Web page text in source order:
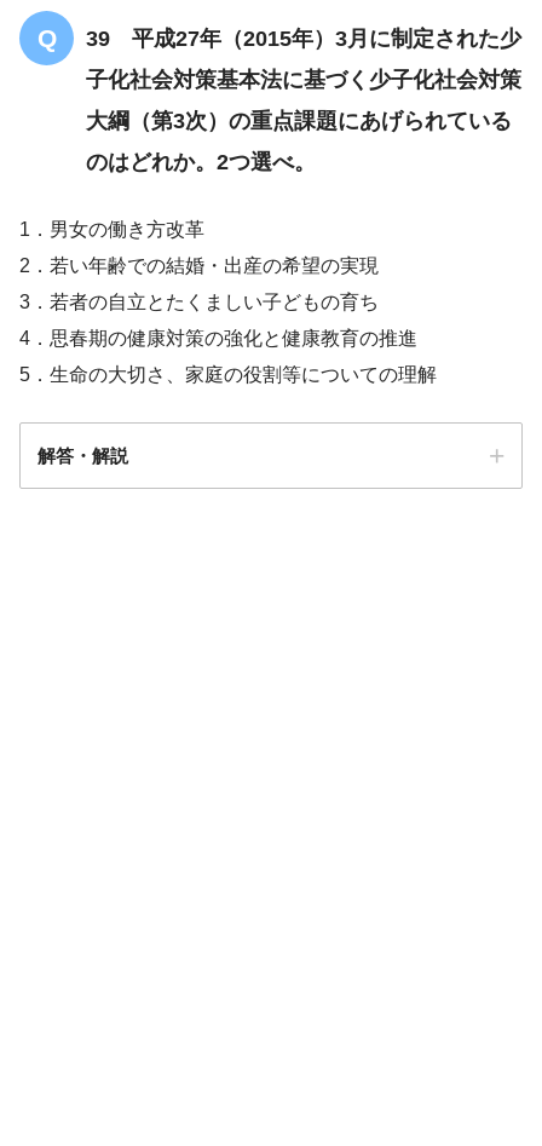
39 平成27年（2015年）3月に制定された少
子化社会対策基本法に基づく少子化社会対策
大綱（第3次）の重点課題にあげられている
のはどれか。2つ選べ。
1．男女の働き方改革
2．若い年齢での結婚・出産の希望の実現
3．若者の自立とたくましい子どもの育ち
4．思春期の健康対策の強化と健康教育の推進
5．生命の大切さ、家庭の役割等についての理解
解答・解説